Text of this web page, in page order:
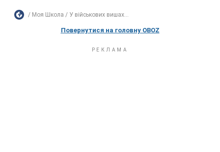
Моя Школа У військових вишах...
Повернутися на головну OBOZ